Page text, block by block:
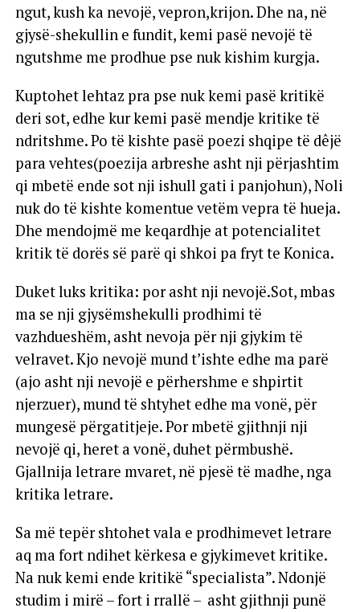
ngut, kush ka nevojë, vepron,krijon. Dhe na, në
gjysë-shekullin e fundit, kemi pasë nevojë të
ngutshme me prodhue pse nuk kishim kurgja.
Kuptohet lehtaz pra pse nuk kemi pasë kritikë
deri sot, edhe kur kemi pasë mendje kritike të
ndritshme. Po të kishte pasë poezi shqipe të dêjë
para vehtes(poezija arbreshe asht nji përjashtim
qi mbetë ende sot nji ishull gati i panjohun), Noli
nuk do të kishte komentue vetëm vepra të hueja.
Dhe mendojmë me keqardhje at potencialitet
kritik të dorës së parë qi shkoi pa fryt te Konica.
Duket luks kritika: por asht nji nevojë.Sot, mbas
ma se nji gjysëmshekulli prodhimi të
vazhdueshëm, asht nevoja për nji gjykim të
velravet. Kjo nevojë mund t’ishte edhe ma parë
(ajo asht nji nevojë e përhershme e shpirtit
njerzuer), mund të shtyhet edhe ma vonë, për
mungesë përgatitjeje. Por mbetë gjithnji nji
nevojë qi, heret a vonë, duhet përmbushë.
Gjallnija letrare mvaret, në pjesë të madhe, nga
kritika letrare.
Sa më tepër shtohet vala e prodhimevet letrare
aq ma fort ndihet kërkesa e gjykimevet kritike.
Na nuk kemi ende kritikë “specialista”. Ndonjë
studim i mirë – fort i rrallë – asht gjithnji punë